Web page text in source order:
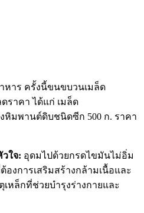
หาร ครั้งนี้ขนขบวนเมล็ด
ราคา ได้แก่ เมล็ด
งหิมพานต์ดิบชนิดซีก 500 ก. ราคา
ใจ: อุดมไปด้วยกรดไขมันไม่อิ่ม
งการเสริมสร้างกล้ามเนื้อและ
หล็กที่ช่วยบำรุงร่างกายและ